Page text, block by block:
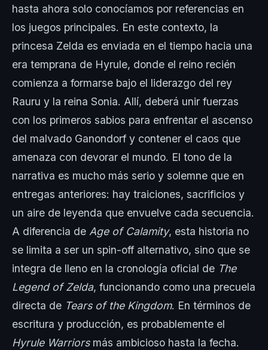
hasta ahora solo conocíamos por referencias en
los juegos principales. En este contexto, la
princesa Zelda es enviada en el tiempo hacia una
era temprana de Hyrule, donde el reino recién
comienza a formarse bajo el liderazgo del rey
Rauru y la reina Sonia. Allí, deberá unir fuerzas
con los primeros sabios para enfrentar el ascenso
del malvado Ganondorf y contener el caos que
amenaza con devorar el mundo. El tono de la
narrativa es mucho más serio y solemne que en
entregas anteriores: hay traiciones, sacrificios y
un aire de leyenda que envuelve cada secuencia.
A diferencia de Age of Calamity, esta historia no
se limita a ser un spin-off alternativo, sino que se
integra de lleno en la cronología oficial de The
Legend of Zelda, funcionando como una precuela
directa de Tears of the Kingdom. En términos de
escritura y producción, es probablemente el
Hyrule Warriorsmás ambicioso hasta la fecha.